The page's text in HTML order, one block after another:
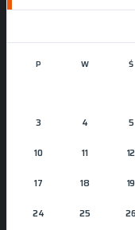
P W Ś
3 4 5
10 11 12
17 18 19
24 25